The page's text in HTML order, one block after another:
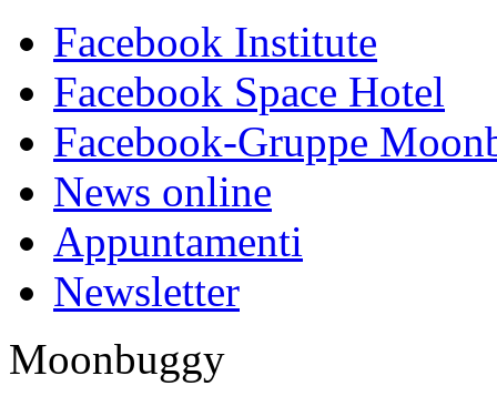
Facebook Institute
Facebook Space Hotel
Facebook-Gruppe
News online
Appuntamenti
Newsletter
Moonbuggy